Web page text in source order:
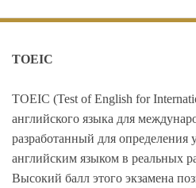
TOEIC
TOEIC (Test of English for
английского языка для
разработанный для определения
английским языком в реальных
Высокий балл этого экзамена